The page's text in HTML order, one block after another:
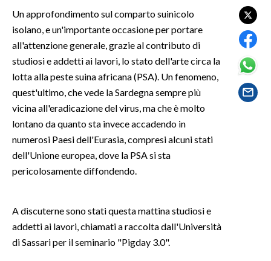
SALUTE
SARDEGNA TURISMO
NOTIZIE
EVENTI
#CARAUNIONE
INSULARITÀ
INFO AZIENDE
Un approfondimento sul comparto suinicolo
isolano, e un'importante occasione per portare
all'attenzione generale, grazie al contributo di
studiosi e addetti ai lavori, lo stato dell'arte circa la
lotta alla peste suina africana (PSA). Un fenomeno,
quest'ultimo, che vede la Sardegna sempre più
vicina all'eradicazione del virus, ma che è molto
lontano da quanto sta invece accadendo in
numerosi Paesi dell'Eurasia, compresi alcuni stati
dell'Unione europea, dove la PSA si sta
pericolosamente diffondendo.
A discuterne sono stati questa mattina studiosi e
addetti ai lavori, chiamati a raccolta dall'Università
di Sassari per il seminario "Pigday 3.0".